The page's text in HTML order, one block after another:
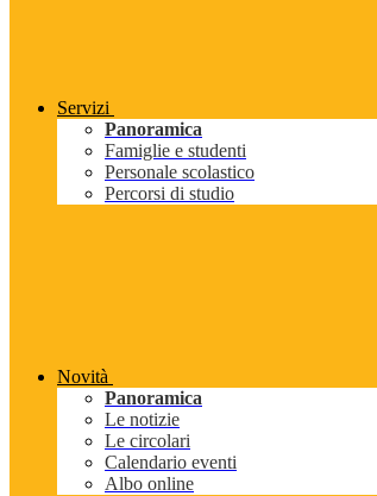
Servizi
Panoramica
Famiglie e studenti
Personale scolastico
Percorsi di studio
Novità
Panoramica
Le notizie
Le circolari
Calendario eventi
Albo online